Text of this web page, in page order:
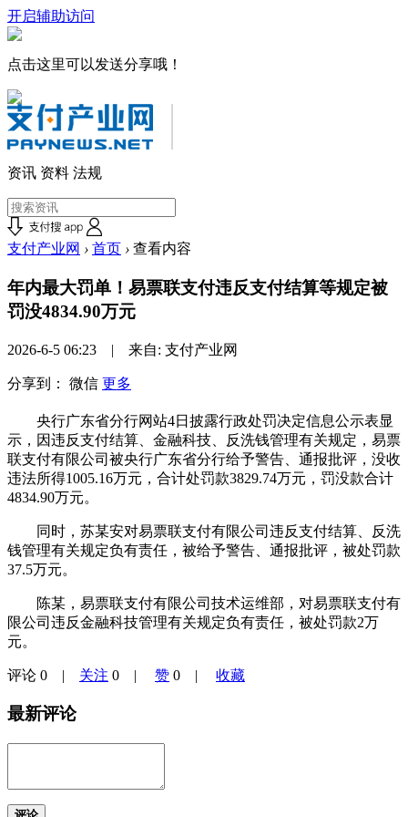
开启辅助访问
点击这里可以发送分享哦！
资讯 资料 法规
支付产业网 › 首页 › 查看内容
年内最大罚单！易票联支付违反支付结算等规定被
罚没4834.90万元
2026-6-5 06:23 | 来自: 支付产业网
分享到： 微信 更多
央行广东省分行网站4日披露行政处罚决定信息公示表显
示，因违反支付结算、金融科技、反洗钱管理有关规定，易票
联支付有限公司被央行广东省分行给予警告、通报批评，没收
违法所得1005.16万元，合计处罚款3829.74万元，罚没款合计
4834.90万元。
同时，苏某安对易票联支付有限公司违反支付结算、反洗
钱管理有关规定负有责任，被给予警告、通报批评，被处罚款
37.5万元。
陈某，易票联支付有限公司技术运维部，对易票联支付有
限公司违反金融科技管理有关规定负有责任，被处罚款2万
元。
评论 0 | 关注 0 | 赞 0 | 收藏
最新评论